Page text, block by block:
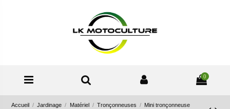
0
Accueil Jardinage Matériel Tronçonneuses
Mini tronçonneuse